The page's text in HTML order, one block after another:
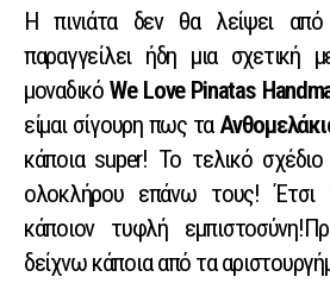
Η πινιάτα δεν θα λείψει
παραγγείλει ήδη μια
μοναδικόWe Love Pinatas
είμαι σίγουρη πως τα
κάποια super! Το τελικό
ολοκλήρου επάνω τους! Έτσι
κάποιον τυφλή
δείχνω κάποια από τα